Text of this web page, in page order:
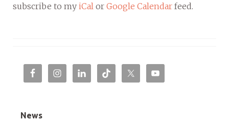
subscribe to my iCal or Google Calendar feed.
News